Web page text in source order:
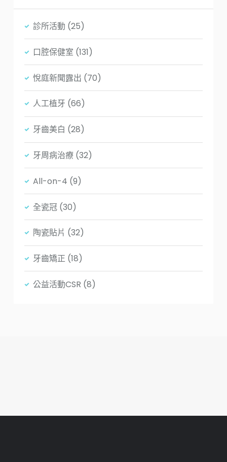
診所活動 (25)
口腔保健室 (131)
悅庭新聞露出 (70)
人工植牙 (66)
牙齒美白 (28)
牙周病治療 (32)
All-on-4 (9)
全瓷冠 (30)
陶瓷貼片 (32)
牙齒矯正 (18)
公益活動CSR (8)